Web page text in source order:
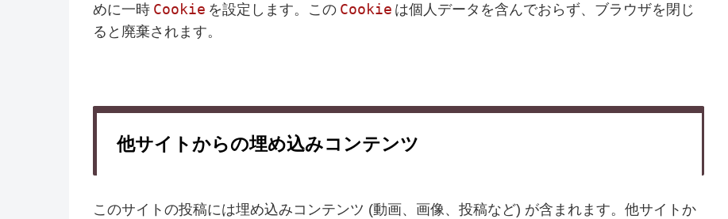
めに一時 Cookie を設定します。この Cookie は個人データを含んでおらず、ブラウザを閉じ
ると廃棄されます。
他サイトからの埋め込みコンテンツ
このサイトの投稿には埋め込みコンテンツ (動画、画像、投稿など) が含まれます。他サイトか